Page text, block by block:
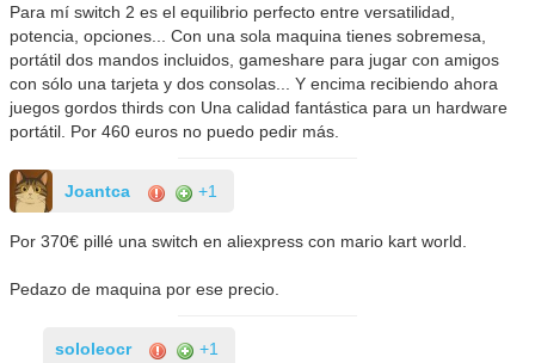
Para mí switch 2 es el equilibrio perfecto entre versatilidad,
potencia, opciones... Con una sola maquina tienes sobremesa,
portátil dos mandos incluidos, gameshare para jugar con amigos
con sólo una tarjeta y dos consolas... Y encima recibiendo ahora
juegos gordos thirds con Una calidad fantástica para un hardware
portátil. Por 460 euros no puedo pedir más.
Joantca +1
Por 370€ pillé una switch en aliexpress con mario kart world.
Pedazo de maquina por ese precio.
sololeocr +1